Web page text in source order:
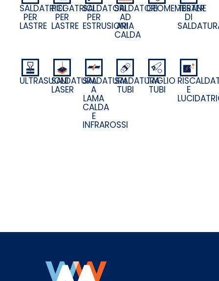
SALDATRICI
PER
LASTRE
PIEGATRICI
PER
LASTRE
SALDATORI
PER
ESTRUSIONI
SALDATORI
AD
ARIA
CALDA
GEOMEMBRANE
TESTER
DI
ULTRASUONISALDATURA
LASER
SALDATURA
A
LAMA
CALDA
E
INFRAROSSI
SALDATURA
TUBI
TAGLIO
TUBI E